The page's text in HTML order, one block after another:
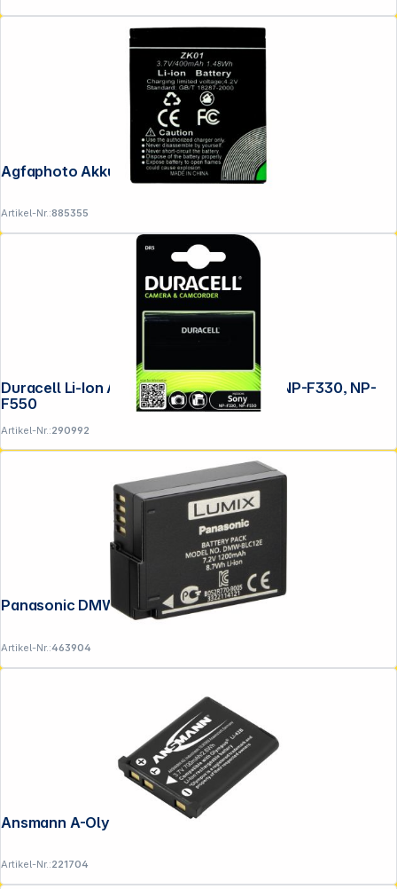
Agfaphoto Akku AZK01
Artikel-Nr.:885355
Duracell Li-Ion Akku 2600mAh für Sony NP-F330, NP-
F550
Artikel-Nr.:290992
Panasonic DMW-BLC12 Akku
Artikel-Nr.:463904
Ansmann A-Oly LI-42B
Artikel-Nr.:221704